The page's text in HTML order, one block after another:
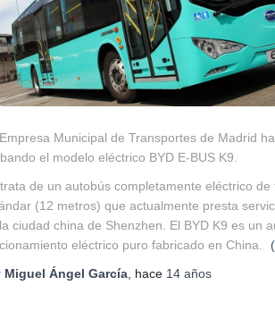
Municipal de Transportes de Madrid
el modelo eléctrico BYD E-BUS K9.
de un autobús completamente eléctrico de
(12 metros) que actualmente presta
ciudad china de Shenzhen. El BYD K9 es un
eléctrico puro fabricado en China.
Miguel Ángel García , hace 14 años